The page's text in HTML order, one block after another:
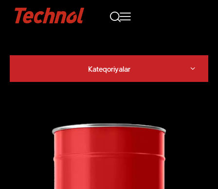
Kateqoriyalar